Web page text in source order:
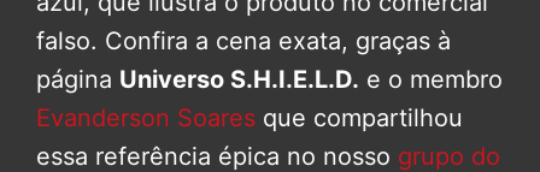
falso. Confira a cena exata, graças à
página Universo S.H.I.E.L.D. e o membro
Evanderson Soares que compartilhou
essa referência épica no nosso grupo do